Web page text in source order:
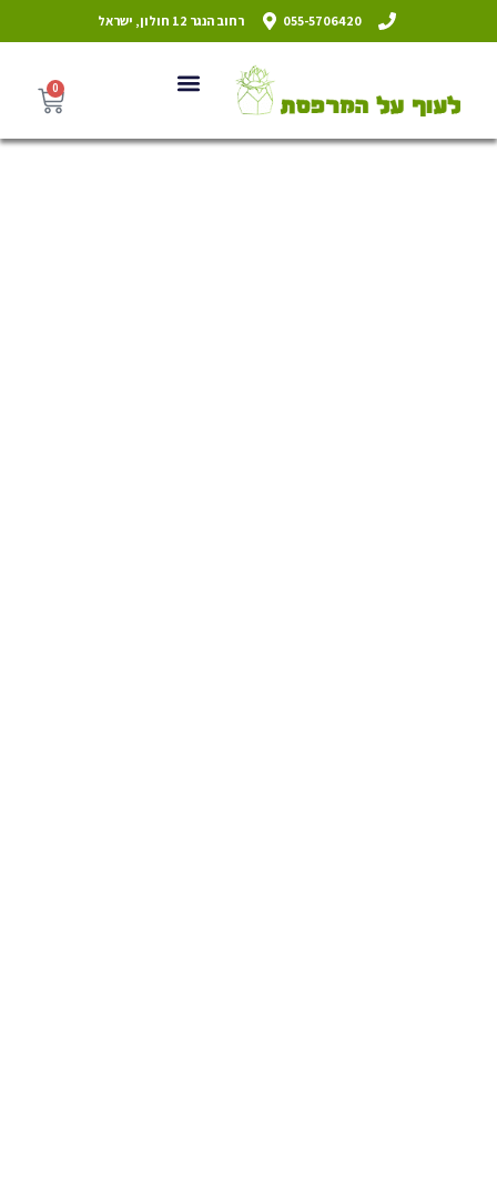
055-5706420 רחוב הנגר 12 חולון, ישראל
0